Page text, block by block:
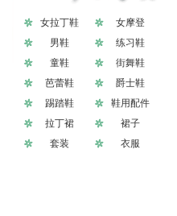
女拉丁鞋
女摩登
男鞋
练习鞋
童鞋
街舞鞋
芭蕾鞋
爵士鞋
踢踏鞋
鞋用配件
拉丁裙
裙子
套装
衣服